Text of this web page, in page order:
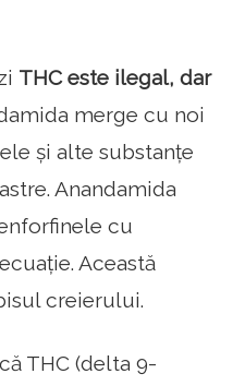
THC este ilegal, dar
merge cu noi
și alte substanțe
Anandamida
cu
Această
creierului.
THC (delta 9-